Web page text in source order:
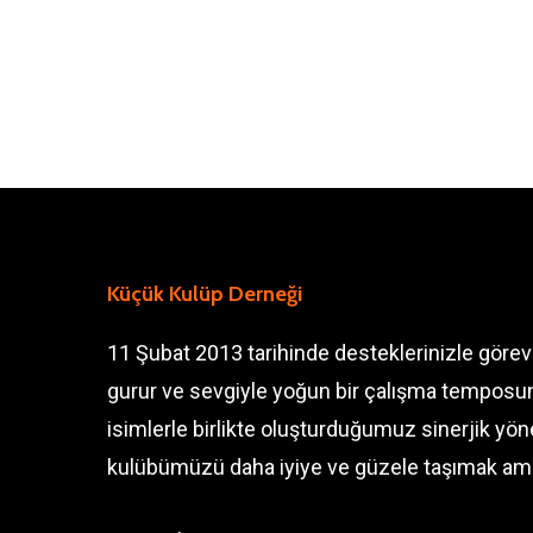
Küçük Kulüp Derneği
11 Şubat 2013 tarihinde desteklerinizle
gurur ve sevgiyle yoğun bir çalışma
isimlerle birlikte oluşturduğumuz sinerjik
kulübümüzü daha iyiye ve güzele taşımak